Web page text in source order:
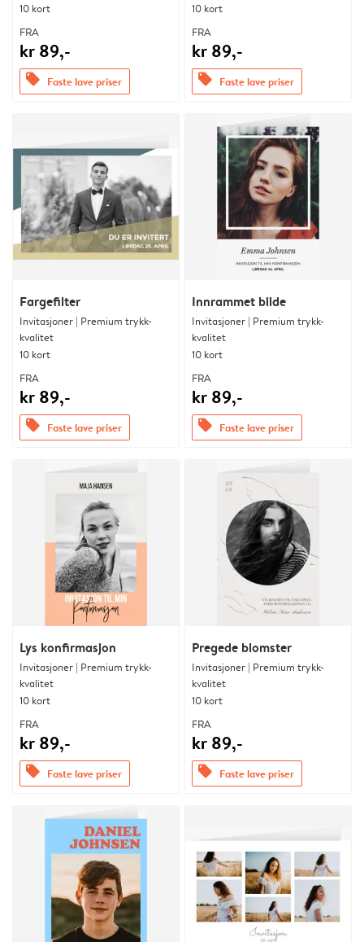
10 kort
FRA
kr 89,-
offers Faste lave priser
10 kort
FRA
kr 89,-
offers Faste lave priser
Fargefilter
Invitasjoner | Premium trykk-
kvalitet
10 kort
FRA
kr 89,-
offers Faste lave priser
Innrammet bilde
Invitasjoner | Premium trykk-
kvalitet
10 kort
FRA
kr 89,-
offers Faste lave priser
Lys konfirmasjon
Invitasjoner | Premium trykk-
kvalitet
10 kort
FRA
kr 89,-
offers Faste lave priser
Pregede blomster
Invitasjoner | Premium trykk-
kvalitet
10 kort
FRA
kr 89,-
offers Faste lave priser